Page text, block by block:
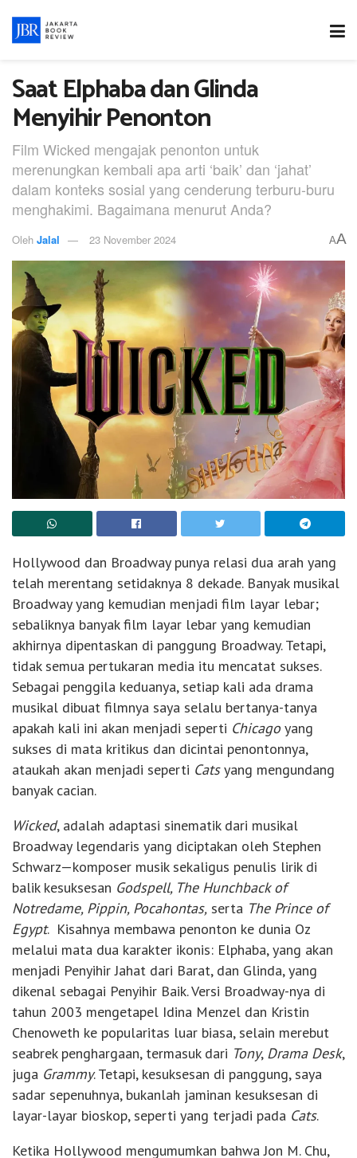
Saat Elphaba dan Glinda
Menyihir Penonton
Film Wicked mengajak penonton untuk
merenungkan kembali apa arti ‘baik’ dan ‘jahat’
dalam konteks sosial yang cenderung terburu-buru
menghakimi. Bagaimana menurut Anda?
Oleh Jalal 23 November 2024 AA
Hollywood dan Broadway punya relasi dua arah yang
telah merentang setidaknya 8 dekade. Banyak musikal
Broadway yang kemudian menjadi film layar lebar;
sebaliknya banyak film layar lebar yang kemudian
akhirnya dipentaskan di panggung Broadway. Tetapi,
tidak semua pertukaran media itu mencatat sukses.
Sebagai penggila keduanya, setiap kali ada drama
musikal dibuat filmnya saya selalu bertanya-tanya
apakah kali ini akan menjadi seperti Chicagoyang
sukses di mata kritikus dan dicintai penontonnya,
ataukah akan menjadi seperti Catsyang mengundang
banyak cacian.
Wicked, adalah adaptasi sinematik dari musikal
Broadway legendaris yang diciptakan oleh Stephen
Schwarz—komposer musik sekaligus penulis lirik di
balik kesuksesan Godspell, The Hunchback of
Notredame, Pippin, Pocahontas, serta The Prince of
Egypt. Kisahnya membawa penonton ke dunia Oz
melalui mata dua karakter ikonis: Elphaba, yang akan
menjadi Penyihir Jahat dari Barat, dan Glinda, yang
dikenal sebagai Penyihir Baik. Versi Broadway-nya di
tahun 2003 mengetapel Idina Menzel dan Kristin
Chenoweth ke popularitas luar biasa, selain merebut
seabrek penghargaan, termasuk dari Tony, Drama Desk,
juga Grammy. Tetapi, kesuksesan di panggung, saya
sadar sepenuhnya, bukanlah jaminan kesuksesan di
layar-layar bioskop, seperti yang terjadi pada Cats.
Ketika Hollywood mengumumkan bahwa Jon M. Chu,